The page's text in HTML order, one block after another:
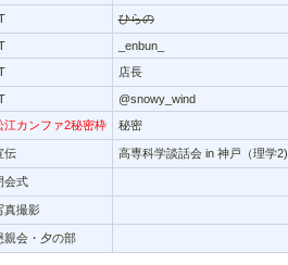
ひらの
_enbun_
店長
@snowy_wind
江カンファ2秘密枠 秘密
伝 高専科学談話会 in 神戸（理学2)
会式
真撮影
親会・夕の部